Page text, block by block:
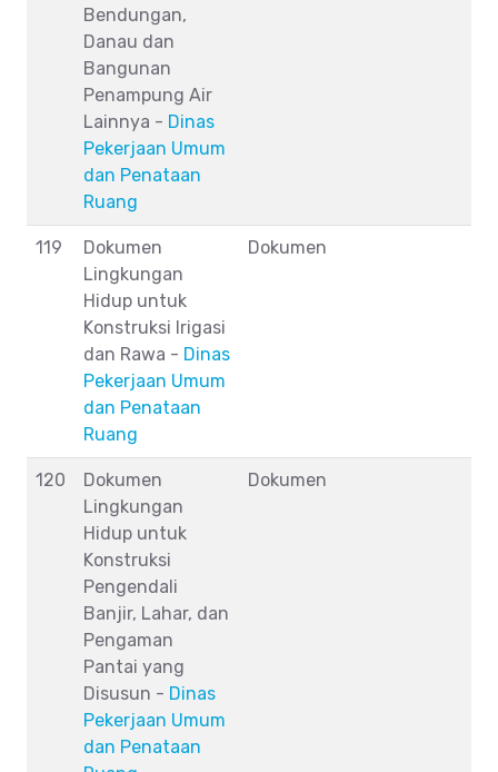
Bendungan,
Danau dan
Bangunan
Penampung Air
Lainnya - Dinas
Pekerjaan Umum
dan Penataan
Ruang
119
Dokumen
Lingkungan
Hidup untuk
Konstruksi Irigasi
dan Rawa - Dinas
Pekerjaan Umum
dan Penataan
Ruang
Dokumen
120
Dokumen
Lingkungan
Hidup untuk
Konstruksi
Pengendali
Banjir, Lahar, dan
Pengaman
Pantai yang
Disusun - Dinas
Pekerjaan Umum
dan Penataan
Dokumen